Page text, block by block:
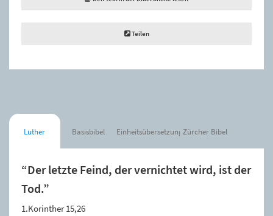
Teilen
Luther Basisbibel Einheitsübersetzung Zürcher Bibel
“Der letzte Feind, der vernichtet wird, ist der
Tod.”
1.Korinther 15,26